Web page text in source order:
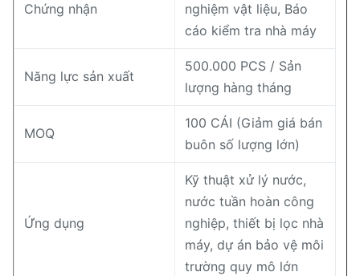
Chứng nhận
nghiệm vật liệu, Báo
cáo kiểm tra nhà máy
Năng lực sản xuất
500.000 PCS / Sản
lượng hàng tháng
MOQ
100 CÁI (Giảm giá bán
buôn số lượng lớn)
Ứng dụng
Kỹ thuật xử lý nước,
nước tuần hoàn công
nghiệp, thiết bị lọc nhà
máy, dự án bảo vệ môi
trường quy mô lớn